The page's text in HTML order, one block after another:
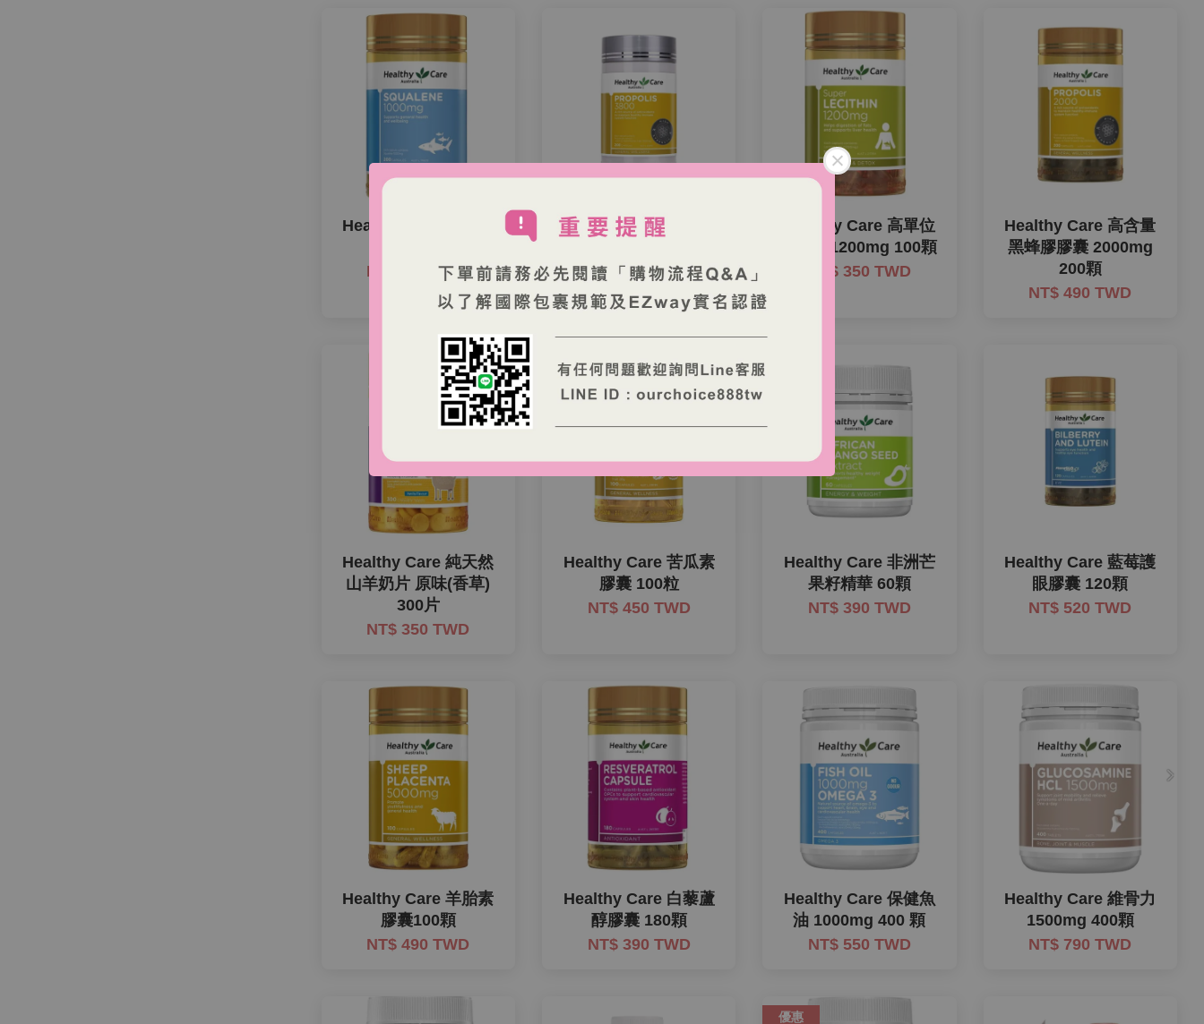
Healthy Care 高濃度
NT$ 680 TWD
Healthy Care 高濃度
NT$ 550 TWD
Healthy Care 高單位
卵磷脂1200mg 100顆
NT$ 350 TWD
Healthy Care 高含量
黑蜂膠膠囊 2000mg
200顆
NT$ 490 TWD
Healthy Care 純天然
山羊奶片 原味(香草)
300片
NT$ 350 TWD
Healthy Care 苦瓜素
膠囊 100粒
NT$ 450 TWD
Healthy Care 非洲芒
果籽精華 60顆
NT$ 390 TWD
Healthy Care 藍莓護
眼膠囊 120顆
NT$ 520 TWD
Healthy Care 羊胎素
膠囊100顆
NT$ 490 TWD
Healthy Care 白藜蘆
醇膠囊 180顆
NT$ 390 TWD
Healthy Care 保健魚
油 1000mg 400 顆
NT$ 550 TWD
Healthy Care 維骨力
1500mg 400顆
NT$ 790 TWD
優惠